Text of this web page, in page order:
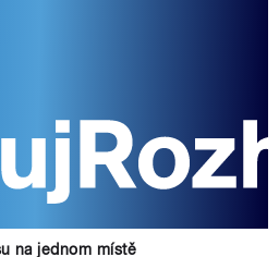
na jednom místě